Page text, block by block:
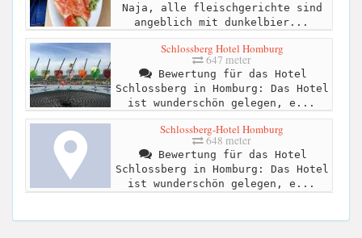
Naja, alle fleischgerichte sind
angeblich mit dunkelbier...
Schlossberg Hotel Homburg
647 meter
Bewertung für das Hotel
Schlossberg in Homburg: Das Hotel
ist wunderschön gelegen, e...
Schlossberg-Hotel Homburg
648 meter
Bewertung für das Hotel
Schlossberg in Homburg: Das Hotel
ist wunderschön gelegen, e...